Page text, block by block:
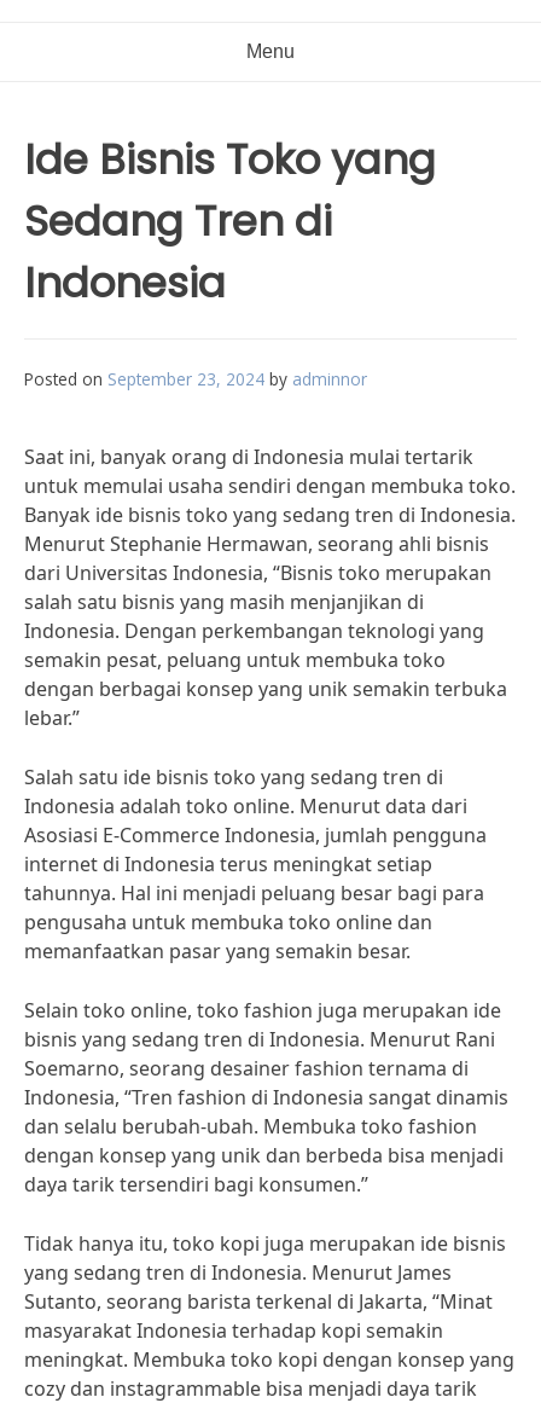
Menu
Ide Bisnis Toko yang
Sedang Tren di
Indonesia
Posted on September 23, 2024 by adminnor
Saat ini, banyak orang di Indonesia mulai tertarik
untuk memulai usaha sendiri dengan membuka toko.
Banyak ide bisnis toko yang sedang tren di Indonesia.
Menurut Stephanie Hermawan, seorang ahli bisnis
dari Universitas Indonesia, “Bisnis toko merupakan
salah satu bisnis yang masih menjanjikan di
Indonesia. Dengan perkembangan teknologi yang
semakin pesat, peluang untuk membuka toko
dengan berbagai konsep yang unik semakin terbuka
lebar.”
Salah satu ide bisnis toko yang sedang tren di
Indonesia adalah toko online. Menurut data dari
Asosiasi E-Commerce Indonesia, jumlah pengguna
internet di Indonesia terus meningkat setiap
tahunnya. Hal ini menjadi peluang besar bagi para
pengusaha untuk membuka toko online dan
memanfaatkan pasar yang semakin besar.
Selain toko online, toko fashion juga merupakan ide
bisnis yang sedang tren di Indonesia. Menurut Rani
Soemarno, seorang desainer fashion ternama di
Indonesia, “Tren fashion di Indonesia sangat dinamis
dan selalu berubah-ubah. Membuka toko fashion
dengan konsep yang unik dan berbeda bisa menjadi
daya tarik tersendiri bagi konsumen.”
Tidak hanya itu, toko kopi juga merupakan ide bisnis
yang sedang tren di Indonesia. Menurut James
Sutanto, seorang barista terkenal di Jakarta, “Minat
masyarakat Indonesia terhadap kopi semakin
meningkat. Membuka toko kopi dengan konsep yang
cozy dan instagrammable bisa menjadi daya tarik